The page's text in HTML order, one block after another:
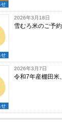
せ
せ
2026年3月18日
雪むろ米のご予
せ
2026年3月7日
令和7年産棚田米